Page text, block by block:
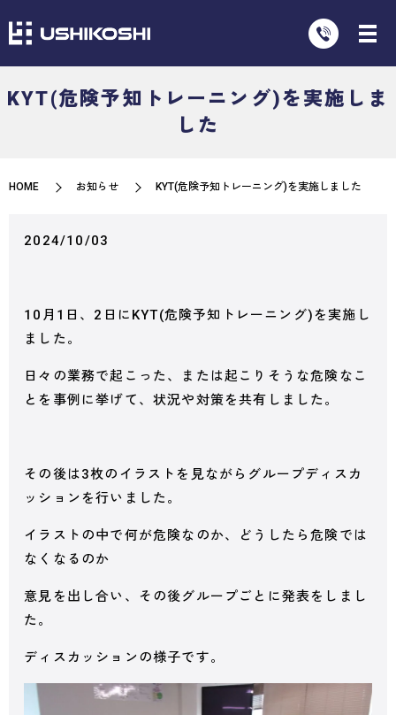
KYT(危険予知トレーニング)を実施しま
した
HOME お知らせ KYT(危険予知トレーニング)を実施しました
2024/10/03
10月1日、2日にKYT(危険予知トレーニング)を実施し
ました。
日々の業務で起こった、または起こりそうな危険なこ
とを事例に挙げて、状況や対策を共有しました。
その後は3枚のイラストを見ながらグループディスカ
ッションを行いました。
イラストの中で何が危険なのか、どうしたら危険では
なくなるのか
意見を出し合い、その後グループごとに発表をしまし
た。
ディスカッションの様子です。